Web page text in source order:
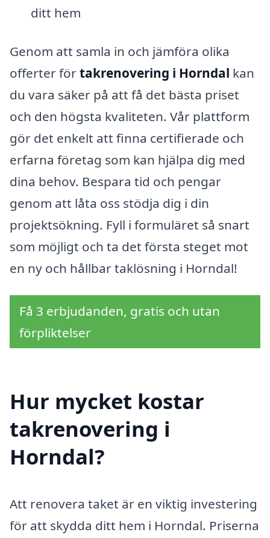
ditt hem
Genom att samla in och jämföra olika
offerter förtakrenovering i Horndal kan
du vara säker på att få det bästa priset
och den högsta kvaliteten. Vår plattform
gör det enkelt att finna certifierade och
erfarna företag som kan hjälpa dig med
dina behov. Bespara tid och pengar
genom att låta oss stödja dig i din
projektsökning. Fyll i formuläret så snart
som möjligt och ta det första steget mot
en ny och hållbar taklösning i Horndal!
Få 3 erbjudanden, gratis och utan
förpliktelser
Hur mycket kostar
takrenovering i
Horndal?
Att renovera taket är en viktig investering
för att skydda ditt hem i Horndal. Priserna